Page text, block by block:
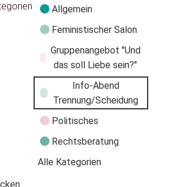
Allgemein
Feministischer Salon
Gruppenangebot "Und
das soll Liebe sein?"
Info-Abend
Trennung/Scheidung
Politisches
Rechtsberatung
Alle Kategorien